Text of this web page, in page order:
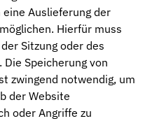
Auslieferung der
Hierfür muss
Sitzung oder des
Speicherung von
zwingend notwendig, um
der Website
oder Angriffe zu